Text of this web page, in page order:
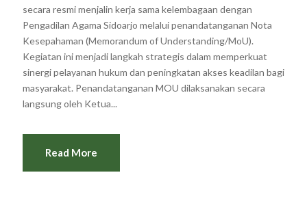
secara resmi menjalin kerja sama kelembagaan dengan
Pengadilan Agama Sidoarjo melalui penandatanganan Nota
Kesepahaman (Memorandum of Understanding/MoU).
Kegiatan ini menjadi langkah strategis dalam memperkuat
sinergi pelayanan hukum dan peningkatan akses keadilan bagi
masyarakat. Penandatanganan MOU dilaksanakan secara
langsung oleh Ketua...
Read More